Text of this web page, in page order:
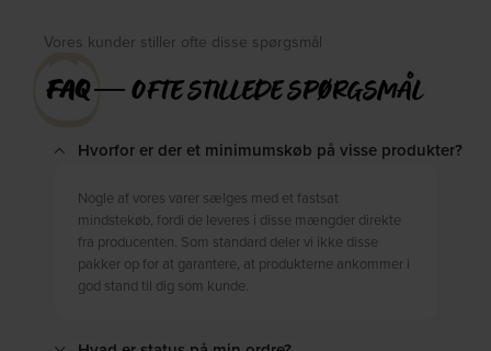
Vores kunder stiller ofte disse spørgsmål
FAQ― OFTE STILLEDE SPØRGSMÅL
Hvorfor er der et minimumskøb på visse produkter?
Nogle af vores varer sælges med et fastsat
mindstekøb, fordi de leveres i disse mængder direkte
fra producenten. Som standard deler vi ikke disse
pakker op for at garantere, at produkterne ankommer i
god stand til dig som kunde.